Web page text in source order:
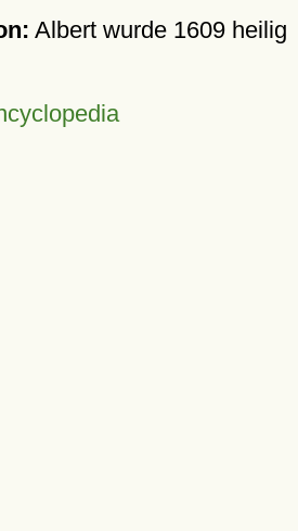
Albert wurde 1609heilig